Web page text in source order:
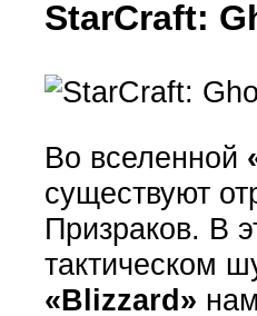
StarCraft:
Во вселенной
существуют
Призраков. В
тактическом
«Blizzard»